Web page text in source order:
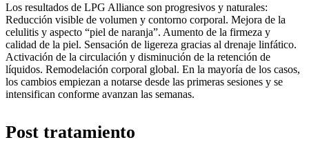
Los resultados de LPG Alliance son progresivos y naturales:
Reducción visible de volumen y contorno corporal. Mejora de la
celulitis y aspecto “piel de naranja”. Aumento de la firmeza y
calidad de la piel. Sensación de ligereza gracias al drenaje linfático.
Activación de la circulación y disminución de la retención de
líquidos. Remodelación corporal global. En la mayoría de los casos,
los cambios empiezan a notarse desde las primeras sesiones y se
intensifican conforme avanzan las semanas.
Post tratamiento